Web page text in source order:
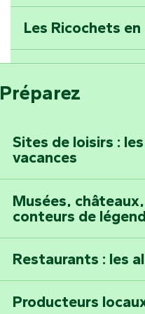
Voyagez dans le
Maillezais
Montez au
Les Ricochets
Tout l'agenda
Préparez
Sites de loisirs :
vacances
Musées,
conteurs de
Restaurants : les
Producteurs